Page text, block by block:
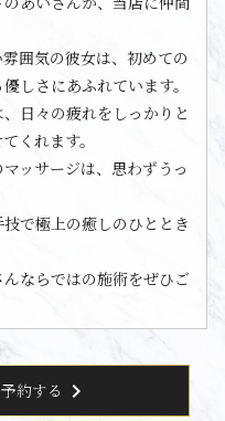
囲気の彼女は、初めての
しさにあふれています。
日々の疲れをしっかりと
くれます。
ッサージは、思わずうっ
で極上の癒しのひととき
ならではの施術をぜひご
約する chevron_right